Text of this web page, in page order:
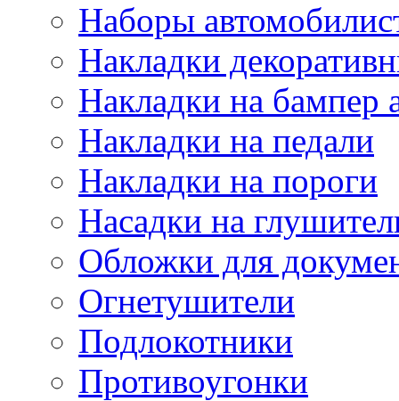
Наборы
Накладки
Накладки на бампер
Накладки на педали
Накладки на пороги
Насадки на
Обложки для
Огнетушители
Подлокотники
Противоугонки